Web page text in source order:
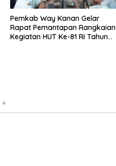
Pemkab Way Kanan Gelar
Rapat Pemantapan Rangkaian
Kegiatan HUT Ke-81 RI Tahun
*